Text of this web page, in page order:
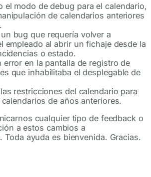
el modo de debug para el calendario,
de calendarios anteriores
bug que requería volver a
empleado al abrir un fichaje desde la
o estado.
error en la pantalla de registro de
que inhabilitaba el desplegable de
restricciones del calendario para
de años anteriores.
cualquier tipo de feedback o
a estos cambios a
Toda ayuda es bienvenida. Gracias.